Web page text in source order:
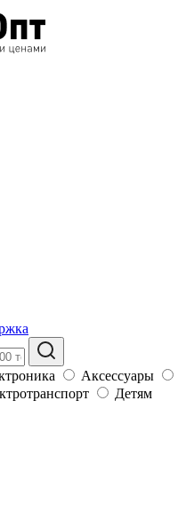
Аксессуары
Детям